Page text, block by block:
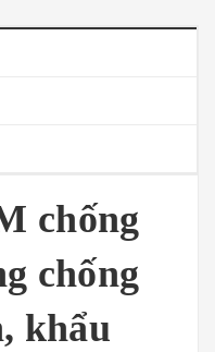
chống
chống
khẩu